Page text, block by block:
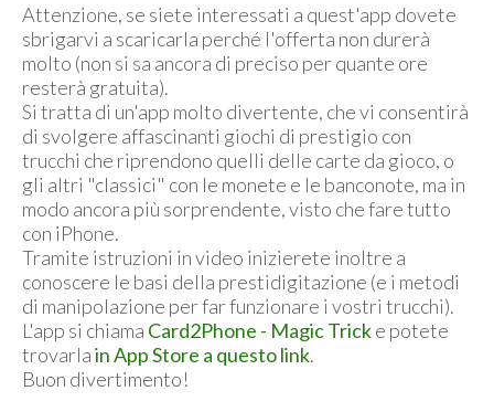
Attenzione, se siete interessati a quest'app dovete
sbrigarvi a scaricarla perché l'offerta non durerà
molto (non si sa ancora di preciso per quante ore
resterà gratuita).
Si tratta di un'app molto divertente, che vi consentirà
di svolgere affascinanti giochi di prestigio con
trucchi che riprendono quelli delle carte da gioco, o
gli altri "classici" con le monete e le banconote, ma in
modo ancora più sorprendente, visto che fare tutto
con iPhone.
Tramite istruzioni in video inizierete inoltre a
conoscere le basi della prestidigitazione (e i metodi
di manipolazione per far funzionare i vostri trucchi).
L'app si chiama Card2Phone - Magic Tricke potete
trovarlain App Store a questo link.
Buon divertimento!